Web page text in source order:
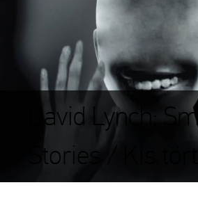
David Lynch:
Stories / Kis